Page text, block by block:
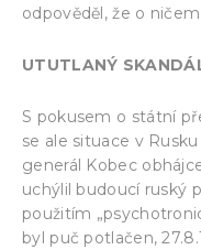
odpověděl, že o
UTUTLANÝ
S pokusem o státní
se ale situace v
generál Kobec
uchýlil budoucí ruský
použitím
byl puč potlačen,